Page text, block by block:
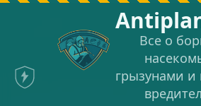
Перейти
Все о
грызунами